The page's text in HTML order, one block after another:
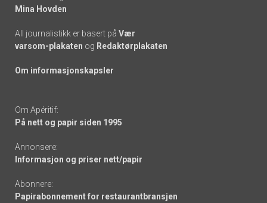
Mina Hovden
All journalistikk er basert på Vær
varsom-plakaten og Redaktørplakaten
Om informasjonskapsler
Om Apéritif:
På nett og papir siden 1995
Annonsere:
Informasjon og priser nett/papir
Abonnere:
Papirabonnement for restaurantbransjen